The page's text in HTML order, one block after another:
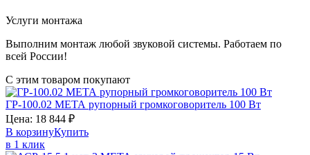
Услуги монтажа
Выполним монтаж любой звуковой системы. Работаем по
всей России!
С этим товаром покупают
ГР-100.02 МЕТА рупорный громкоговоритель 100 Вт
Цена: 18 844 ₽
В корзинуКупить
в 1 клик